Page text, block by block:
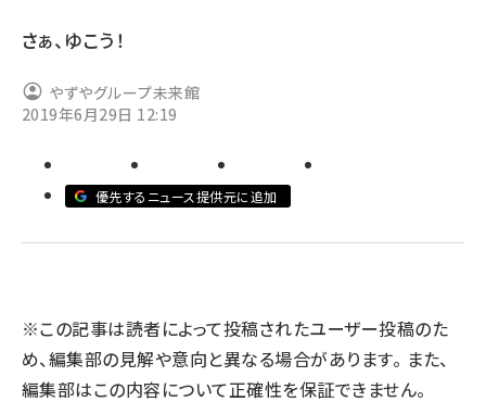
ai (2801)
youtube (2425)
note (2310)
セミナー (2301)
z世代 (1620)
meo (1274)
さぁ、ゆこう！
やずやグループ未来館
2019年6月29日 12:19
優先するニュース提供元に追加
※この記事は読者によって投稿されたユーザー投稿のた
め、編集部の見解や意向と異なる場合があります。 また、
編集部はこの内容について正確性を保証できません。